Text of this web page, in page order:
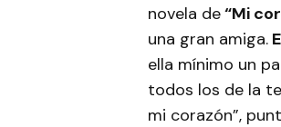
novela de“Mi
una gran amiga.
ella mínimo un
todos los de la
mi corazón”,